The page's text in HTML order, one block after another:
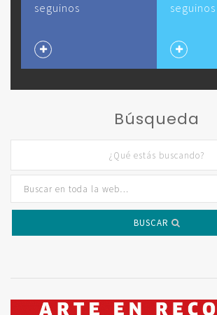
seguinos seguinos
Búsqueda
BUSCAR